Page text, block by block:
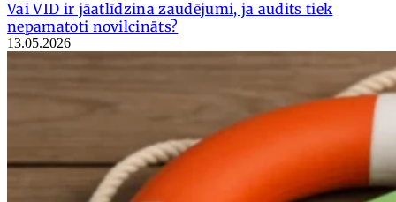
Vai VID ir jāatlīdzina zaudējumi, ja audits tiek
nepamatoti novilcināts?
13.05.2026